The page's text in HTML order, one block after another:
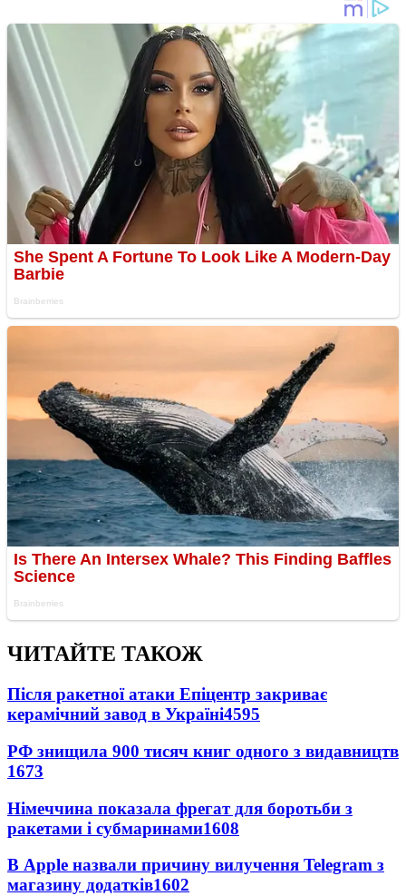
ЧИТАЙТЕ ТАКОЖ
Після ракетної атаки Епіцентр закриває
керамічний завод в Україні4595
РФ знищила 900 тисяч книг одного з видавництв
1673
Німеччина показала фрегат для боротьби з
ракетами і субмаринами1608
В Apple назвали причину вилучення Telegram з
магазину додатків1602